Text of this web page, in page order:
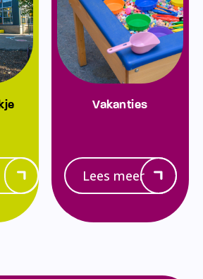
Vakanties
Lees meer